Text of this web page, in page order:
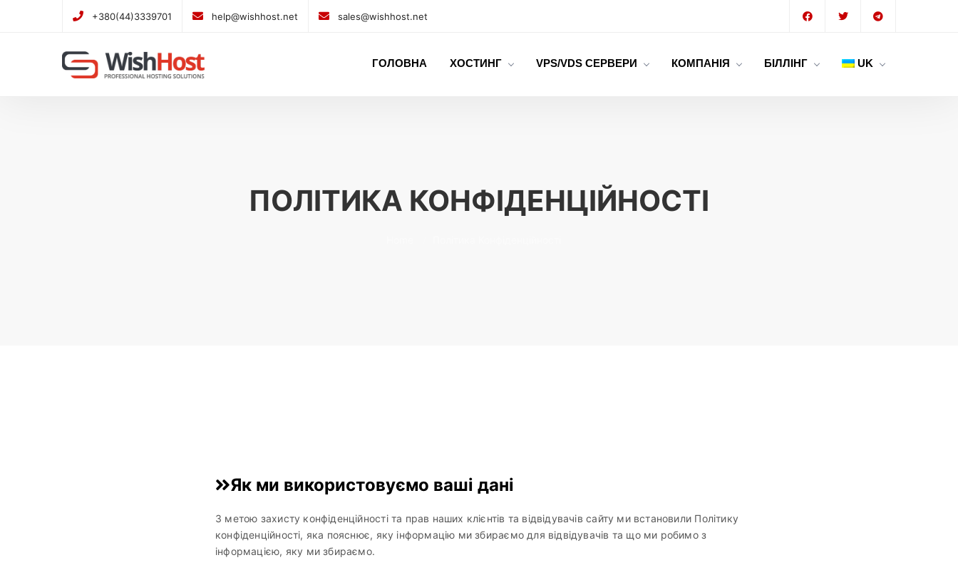
+380(44)3339701 help@wishhost.net sales@wishhost.net
ГОЛОВНА ХОСТИНГ VPS/VDS СЕРВЕРИ КОМПАНІЯ БIЛЛIНГ UK
ПОЛІТИКА КОНФІДЕНЦІЙНОСТІ
Як ми використовуємо ваші дані
З метою захисту конфіденційності та прав наших клієнтів та відвідувачів сайту ми встановили Політику
конфіденційності, яка пояснює, яку інформацію ми збираємо для відвідувачів та що ми робимо з
інформацією, яку ми збираємо.